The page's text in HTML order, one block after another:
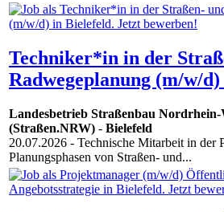
Techniker*in in der
Radwegeplanung (m/w/
Landesbetrieb Straßenbau Nordrhein-
(Straßen.NRW) - Bielefeld
20.07.2026 - Technische Mitarbeit in der
Planungsphasen von Straßen- und...